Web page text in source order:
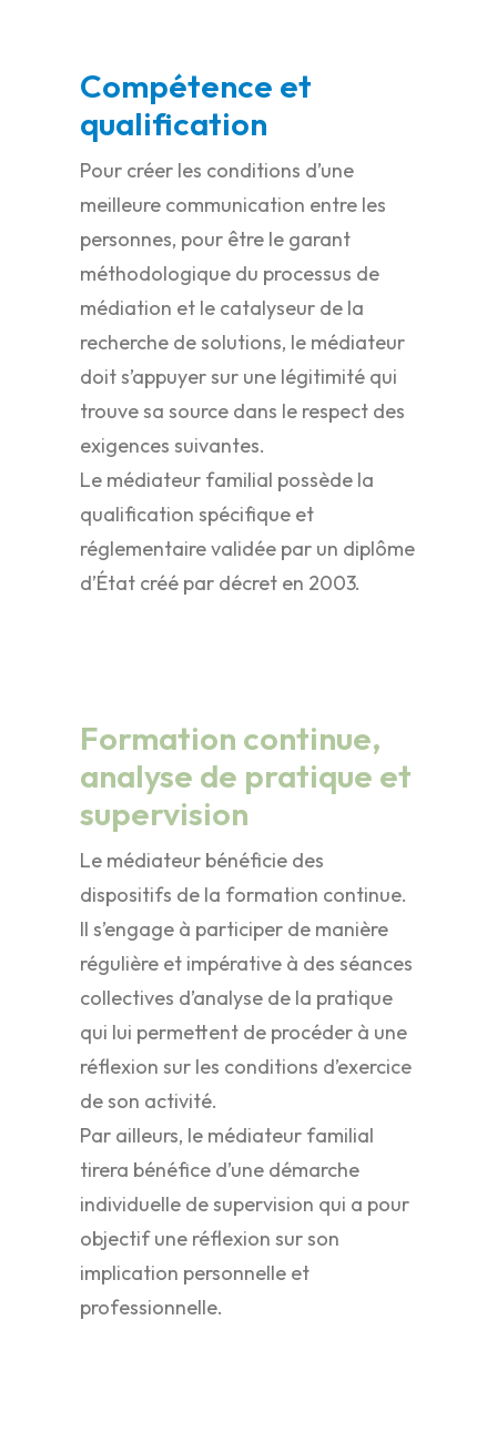
Compétence et
qualification
Pour créer les conditions d’une
meilleure communication entre les
personnes, pour être le garant
méthodologique du processus de
médiation et le catalyseur de la
recherche de solutions, le médiateur
doit s’appuyer sur une légitimité qui
trouve sa source dans le respect des
exigences suivantes.
Le médiateur familial possède la
qualification spécifique et
réglementaire validée par un diplôme
d’État créé par décret en 2003.
Formation continue,
analyse de pratique et
supervision
Le médiateur bénéficie des
dispositifs de la formation continue.
Il s’engage à participer de manière
régulière et impérative à des séances
collectives d’analyse de la pratique
qui lui permettent de procéder à une
réflexion sur les conditions d’exercice
de son activité.
Par ailleurs, le médiateur familial
tirera bénéfice d’une démarche
individuelle de supervision qui a pour
objectif une réflexion sur son
implication personnelle et
professionnelle.